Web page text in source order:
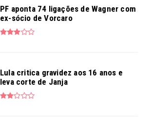
PF aponta 74 ligações de Wagner com
ex-sócio de Vorcaro
Lula critica gravidez aos 16 anos e
leva corte de Janja